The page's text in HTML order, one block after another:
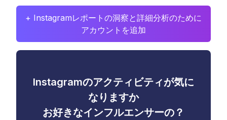
+ Instagramレポートの洞察と詳細分析のために
アカウントを追加
Instagramのアクティビティが気に
なりますか
お好きなインフルエンサーの？